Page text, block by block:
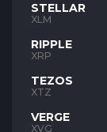
STELLAR
XLM
RIPPLE
XRP
TEZOS
XTZ
VERGE
XVG